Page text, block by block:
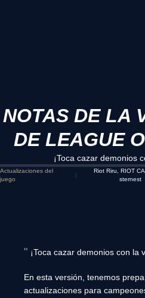
NOTAS DE LA
DE LEAGUE
¡Toca cazar demonios
Actualizaciones del
juego
Riot Riru, RIOT
sternest
¡Toca cazar demonios con la
En esta versión, tenemos
actualizaciones para